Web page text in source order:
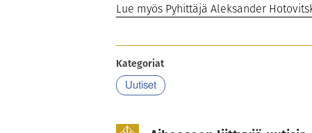
Lue myös Pyhittäjä Aleksander
Kategoriat
Uutiset